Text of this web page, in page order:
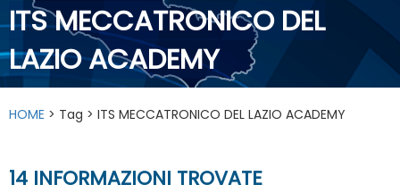
ITS MECCATRONICO DEL
LAZIO ACADEMY
HOME > Tag > ITS MECCATRONICO DEL LAZIO ACADEMY
14 INFORMAZIONI TROVATE